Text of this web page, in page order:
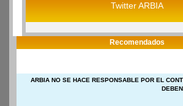
Twitter ARBIA
Recomendados
ARBIA NO SE HACE RESPONSABLE POR EL